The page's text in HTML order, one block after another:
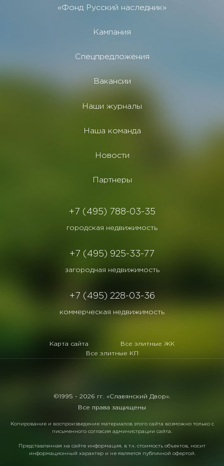
«Фонд Русский наследник»
Кампания
Спецпредложения
Вакансии
Наши журналы
Наша команда
Новости
Партнеры
+7 (495) 788-03-35
городская недвижимость
+7 (495) 925-33-77
загородная недвижимость
+7 (495) 228-03-36
коммерческая недвижимость
Карта сайта
Все элитные ЖК
Все элитные КП
©1995 - 2026 гг. «Славянский Двор».
Все права защищены
Копирование и воспроизведение материалов этого сайта возможно только с
письменного согласия администрации сайта.
Представленная на сайте информация, в т.ч. стоимость объектов, носит
информационный характер и не является публичной офертой.